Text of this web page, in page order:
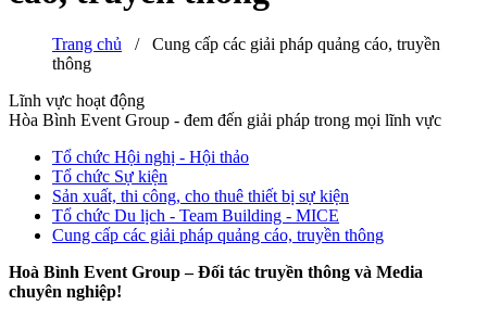
Trang chủ / Cung cấp các giải pháp quảng cáo, truyền
thông
Lĩnh vực hoạt động
Hòa Bình Event Group - đem đến giải pháp trong mọi lĩnh vực
Tổ chức Hội nghị - Hội thảo
Tổ chức Sự kiện
Sản xuất, thi công, cho thuê thiết bị sự kiện
Tổ chức Du lịch - Team Building - MICE
Cung cấp các giải pháp quảng cáo, truyền thông
Hoà Bình Event Group – Đối tác truyền thông và Media
chuyên nghiệp!